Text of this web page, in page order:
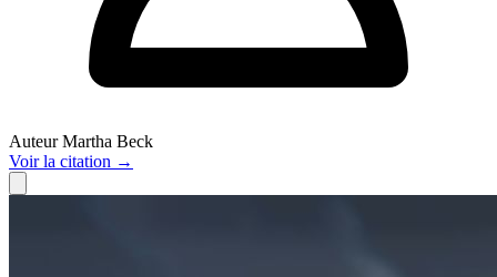
Auteur Martha Beck
Voirla citation →